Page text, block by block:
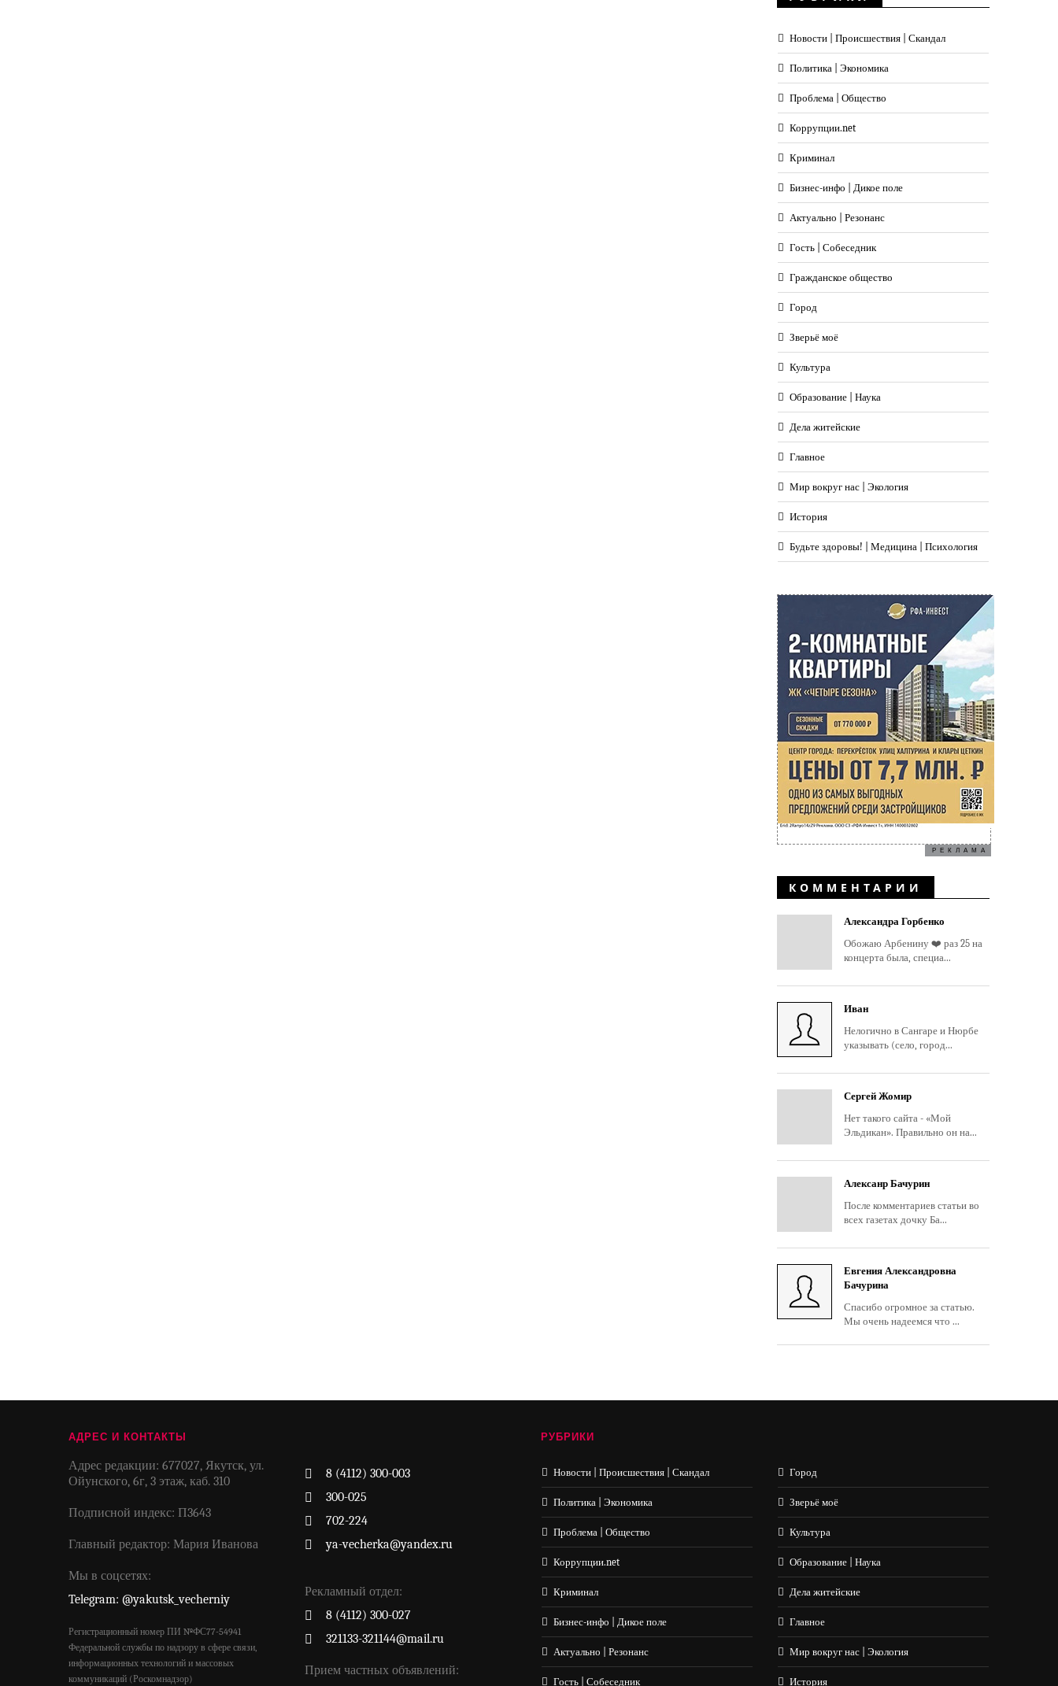
Новости | Происшествия | Скандал
Политика | Экономика
Проблема | Общество
Коррупции.net
Криминал
Бизнес-инфо | Дикое поле
Актуально | Резонанс
Гость | Собеседник
Гражданское общество
Город
Зверьё моё
Культура
Образование | Наука
Дела житейские
Главное
Мир вокруг нас | Экология
История
Будьте здоровы! | Медицина | Психология
РЕКЛАМА
КОММЕНТАРИИ
Александра Горбенко
Обожаю Арбенину ❤️ раз 25 на
концерта была, специа...
Иван
Нелогично в Сангаре и Нюрбе
указывать (село, город...
Сергей Жомир
Нет такого сайта - «Мой
Эльдикан». Правильно он на...
Алексанр Бачурин
После комментариев статьи во
всех газетах дочку Ба...
Евгения Александровна
Бачурина
Спасибо огромное за статью.
Мы очень надеемся что ...
АДРЕС И КОНТАКТЫ
Адрес редакции: 677027, Якутск, ул.
Ойунского, 6г, 3 этаж, каб. 310
Подписной индекс: П3643
Главный редактор: Мария Иванова
Мы в соцсетях:
Telegram: @yakutsk_vecherniy
Регистрационный номер ПИ №ФС77-54941
Федеральной службы по надзору в сфере связи,
информационных технологий и массовых
коммуникаций (Роскомнадзор)
8 (4112) 300-003
300-025
702-224
ya-vecherka@yandex.ru
Рекламный отдел:
8 (4112) 300-027
321133-321144@mail.ru
Прием частных объявлений:
РУБРИКИ
Новости | Происшествия | Скандал
Политика | Экономика
Проблема | Общество
Коррупции.net
Криминал
Бизнес-инфо | Дикое поле
Актуально | Резонанс
Гость | Собеседник
Город
Зверьё моё
Культура
Образование | Наука
Дела житейские
Главное
Мир вокруг нас | Экология
История